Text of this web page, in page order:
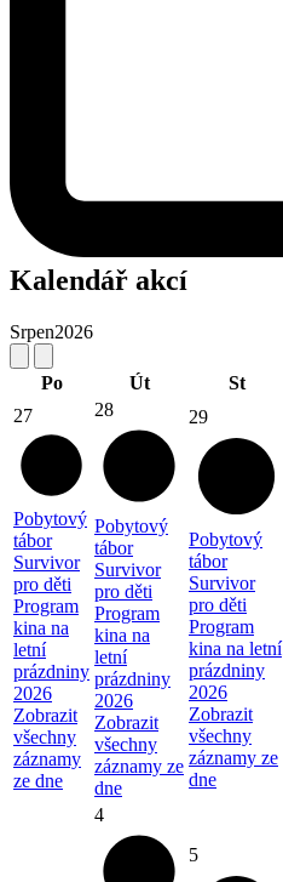
Kalendář akcí
Srpen2026
Po Út St
27
Pobytový
tábor
Survivor
pro děti
Program
kina na
letní
prázdniny
2026
Zobrazit
všechny
záznamy
ze dne
28
Pobytový
tábor
Survivor
pro děti
Program
kina na
letní
prázdniny
2026
Zobrazit
všechny
záznamy ze
dne
29
Pobytový
tábor
Survivor
pro děti
Program
kina na letní
prázdniny
2026
Zobrazit
všechny
záznamy ze
dne
4
5